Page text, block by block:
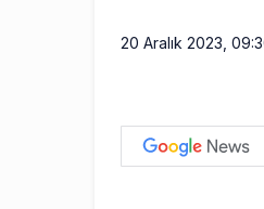
20 Aralık 2023,